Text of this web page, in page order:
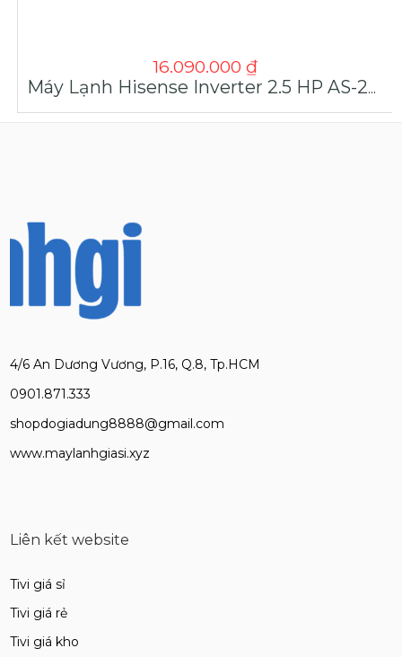
16.090.000 ₫
Máy Lạnh Hisense Inverter 2.5 HP AS-24TR4RXB00 Giá Tốt
4/6 An Dương Vương, P.16, Q.8, Tp.HCM
0901.871.333
shopdogiadung8888@gmail.com
www.maylanhgiasi.xyz
Liên kết website
Tivi giá sỉ
Tivi giá rẻ
Tivi giá kho